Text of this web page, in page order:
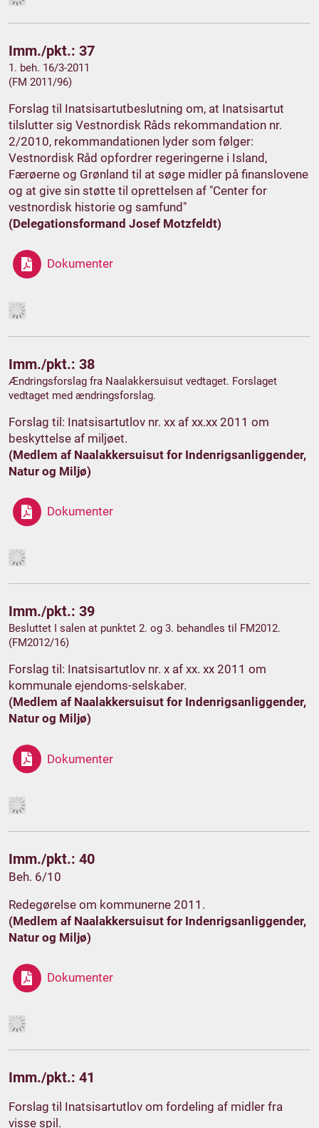
Imm./pkt.: 37
1. beh. 16/3-2011
(FM 2011/96)
Forslag til Inatsisartutbeslutning om, at Inatsisartut
tilslutter sig Vestnordisk Råds rekommandation nr.
2/2010, rekommandationen lyder som følger:
Vestnordisk Råd opfordrer regeringerne i Island,
Færøerne og Grønland til at søge midler på finanslovene
og at give sin støtte til oprettelsen af "Center for
vestnordisk historie og samfund"
(Delegationsformand Josef Motzfeldt)
Dokumenter
Imm./pkt.: 38
Ændringsforslag fra Naalakkersuisut vedtaget. Forslaget
vedtaget med ændringsforslag.
Forslag til: Inatsisartutlov nr. xx af xx.xx 2011 om
beskyttelse af miljøet.
(Medlem af Naalakkersuisut for Indenrigsanliggender,
Natur og Miljø)
Dokumenter
Imm./pkt.: 39
Besluttet I salen at punktet 2. og 3. behandles til FM2012.
(FM2012/16)
Forslag til: Inatsisartutlov nr. x af xx. xx 2011 om
kommunale ejendoms-selskaber.
(Medlem af Naalakkersuisut for Indenrigsanliggender,
Natur og Miljø)
Dokumenter
Imm./pkt.: 40
Beh. 6/10
Redegørelse om kommunerne 2011.
(Medlem af Naalakkersuisut for Indenrigsanliggender,
Natur og Miljø)
Dokumenter
Imm./pkt.: 41
Forslag til Inatsisartutlov om fordeling af midler fra
visse spil.